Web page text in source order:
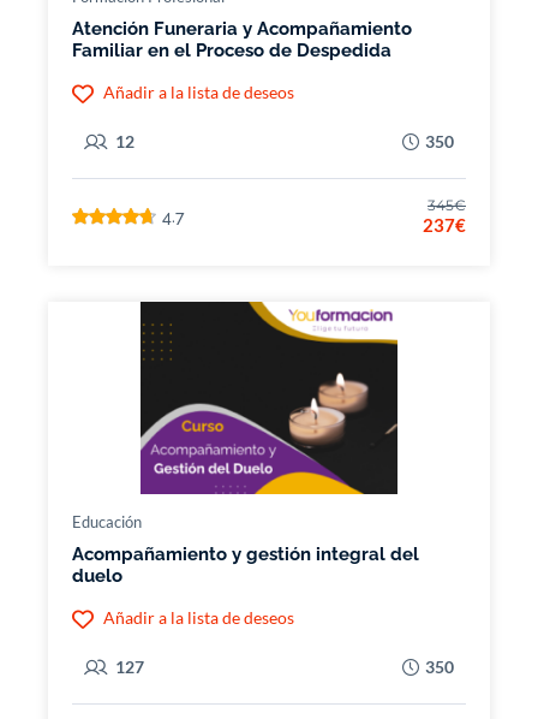
Atención Funeraria y Acompañamiento
Familiar en el Proceso de Despedida
Añadir a la lista de deseos
12 350
4.7
345€
237€
Educación
Acompañamiento y gestión integral del
duelo
Añadir a la lista de deseos
127 350